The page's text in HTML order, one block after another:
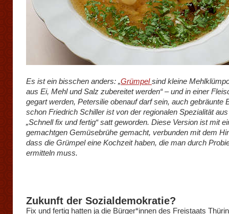
Es ist ein bisschen anders: „Grümpelsind kleine
aus Ei, Mehl und Salz zubereitet werden“ – und in einer
gegart werden, Petersilie obenauf darf sein, auch gebräunte
schon Friedrich Schiller ist von der regionalen Spezialität
„Schnell fix und fertig“ satt geworden. Diese Version ist mit
gemachtgen Gemüsebrühe gemacht, verbunden mit dem
dass die Grümpel eine Kochzeit haben, die man durch
ermitteln muss.
Zukunft der Sozialdemokratie?
Fix und fertig hatten ja die Bürger*innen des Freistaats